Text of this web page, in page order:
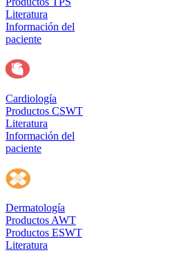
Literatura
Información del
paciente
Cardiología
Productos CSWT
Literatura
Información del
paciente
Dermatología
Productos AWT
Productos ESWT
Literatura